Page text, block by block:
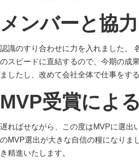
メンバーと協
認識のすり合わせに力を入れました。
のスピードに直結するので、今期の成
ましたし、改めて会社全体で仕事をす
MVP受賞によ
遅ればせながら、この度はMVPに選出
のMVP選出が大きな自信の糧になりま
き精進いたします。